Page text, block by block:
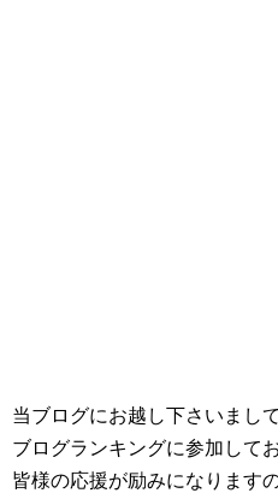
当ブログにお越し下さいまし
ブログランキングに参加して
皆様の応援が励みになります